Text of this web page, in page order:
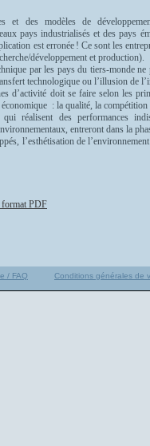
et des modèles de
pays industrialisés et des pays
est erronée ! Ce sont les
développement et production).
par les pays du tiers-monde
technologique ou l’illusion de
d’activité doit se faire selon les
: la qualité, la
réalisent des performances
entreront dans la
l’esthétisation de
format PDF
/ FAQ Conditions générales de